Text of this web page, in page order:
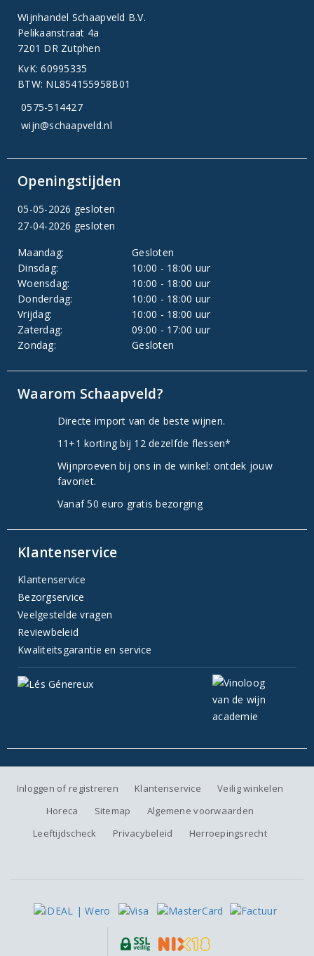
Wijnhandel Schaapveld B.V.
Pelikaanstraat 4a
7201 DR Zutphen
KvK: 60995335
BTW: NL854155958B01
0575-514427
wijn@schaapveld.nl
Openingstijden
05-05-2026 gesloten
27-04-2026 gesloten
Maandag:
Gesloten
Dinsdag:
10:00 - 18:00 uur
Woensdag:
10:00 - 18:00 uur
Donderdag:
10:00 - 18:00 uur
Vrijdag:
10:00 - 18:00 uur
Zaterdag:
09:00 - 17:00 uur
Zondag:
Gesloten
Waarom Schaapveld?
Directe import van de beste wijnen.
11+1 korting bij 12 dezelfde flessen*
Wijnproeven bij ons in de winkel: ontdek jouw
favoriet.
Vanaf 50 euro gratis bezorging
Klantenservice
Klantenservice
Bezorgservice
Veelgestelde vragen
Reviewbeleid
Kwaliteitsgarantie en service
Inloggen of registreren Klantenservice
Veilig winkelen
Horeca
Sitemap
Algemene voorwaarden
Leeftijdscheck
Privacybeleid Herroepingsrecht